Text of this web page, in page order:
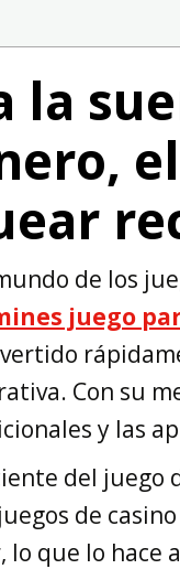
la
de los
juego
Con su
y las
del juego
de
lo que lo hace